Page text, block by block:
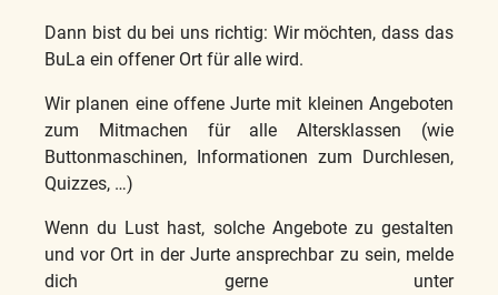
Dann bist du bei uns richtig: Wir möchten, dass das
BuLa ein offener Ort für alle wird.
Wir planen eine offene Jurte mit kleinen Angeboten
zum Mitmachen für alle Altersklassen (wie
Buttonmaschinen, Informationen zum Durchlesen,
Quizzes, …)
Wenn du Lust hast, solche Angebote zu gestalten
und vor Ort in der Jurte ansprechbar zu sein, melde
dich gerne unter